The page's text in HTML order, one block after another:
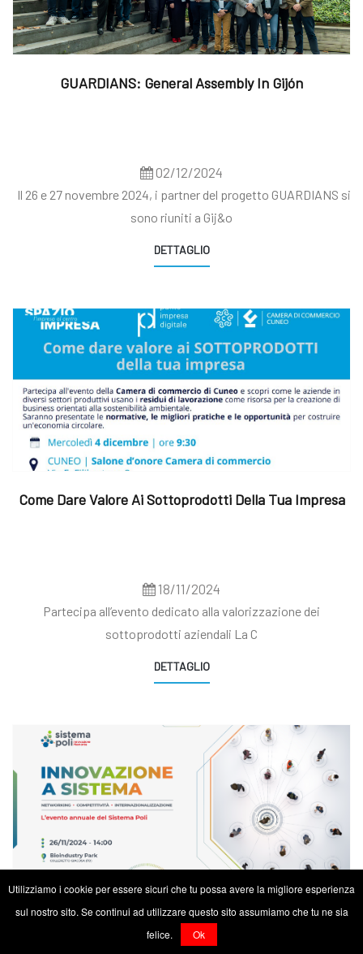
GUARDIANS: General Assembly In Gijón
02/12/2024
Il 26 e 27 novembre 2024, i partner del progetto GUARDIANS si
sono riuniti a Gij&o
DETTAGLIO
Come Dare Valore Ai Sottoprodotti Della Tua Impresa
18/11/2024
Partecipa all’evento dedicato alla valorizzazione dei
sottoprodotti aziendali La C
DETTAGLIO
INNOVAZIONE A SISTEMA: L'evento Annuale Del
Sistema Poli Piemonte
Utilizziamo i cookie per essere sicuri che tu possa avere la migliore esperienza
sul nostro sito. Se continui ad utilizzare questo sito assumiamo che tu ne sia
felice.
Ok